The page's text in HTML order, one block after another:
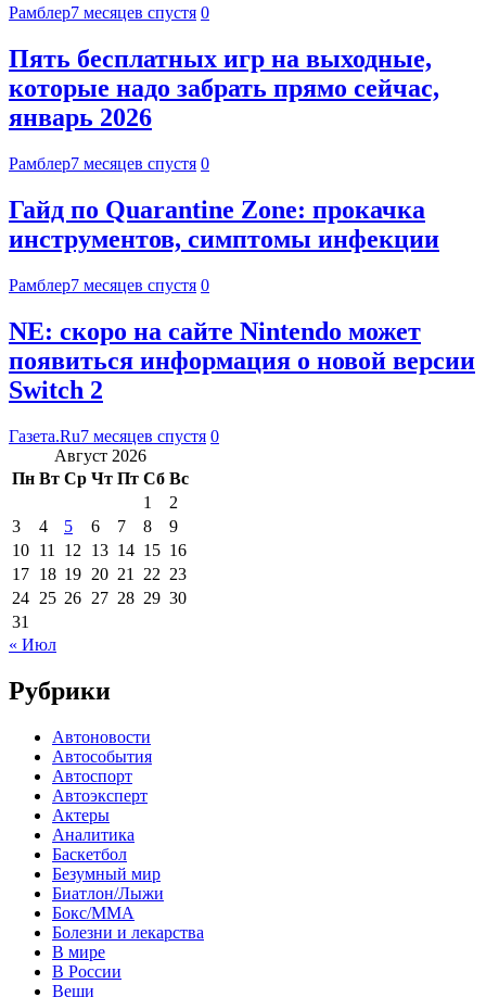
Рамблер7 месяцев спустя 0
Пять бесплатных игр на выходные,
которые надо забрать прямо сейчас,
январь 2026
Рамблер7 месяцев спустя 0
Гайд по Quarantine Zone: прокачка
инструментов, симптомы инфекции
Рамблер7 месяцев спустя 0
NE: скоро на сайте Nintendo может
появиться информация о новой версии
Switch 2
Газета.Ru7 месяцев спустя 0
Август 2026
Пн Вт Ср Чт Пт Сб Вс
1
2
3
4 5 6 7 8
9
10 11 12 13 14 15 16
17 18 19 20 21 22 23
24 25 26 27 28 29 30
31
« Июл
Рубрики
Автоновости
Автособытия
Автоспорт
Автоэксперт
Актеры
Аналитика
Баскетбол
Безумный мир
Биатлон/Лыжи
Бокс/MMA
Болезни и лекарства
В мире
В России
Вещи